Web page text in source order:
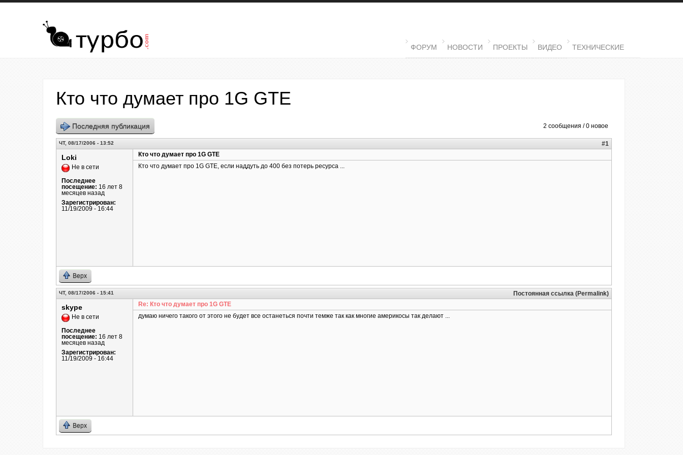
Перейти к основному содержанию
MAIN MENU
ФОРУМ НОВОСТИ ПРОЕКТЫ ВИДЕО ТЕХНИЧЕСКИЕ
Кто что думает про 1G GTE
2 сообщения / 0 новое
Последняя публикация
ЧТ, 08/17/2006 - 13:52 #1
Loki
Не в сети
Последнее
посещение: 16 лет 8
месяцев назад
Зарегистрирован:
11/19/2009 - 16:44
Кто что думает про 1G GTE
Кто что думает про 1G GTE, если наддуть до 400 без потерь ресурса ...
Верх
ЧТ, 08/17/2006 - 15:41 Постоянная ссылка (Permalink)
skype
Не в сети
Последнее
посещение: 16 лет 8
месяцев назад
Зарегистрирован:
11/19/2009 - 16:44
Re: Кто что думает про 1G GTE
думаю ничего такого от этого не будет все останеться почти темже так как многие америкосы так делают ...
Верх